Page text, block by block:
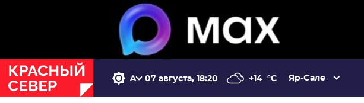
07 августа, 18:20 +14 °C Яр-Сале